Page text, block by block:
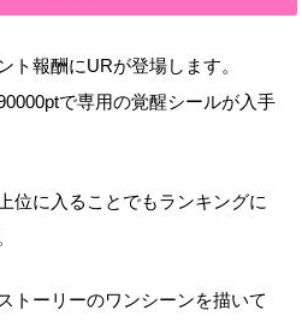
ト報酬にURが登場します。
で専用の覚醒シールが入手
位に入ることでもランキングに
トーリーのワンシーンを描いて